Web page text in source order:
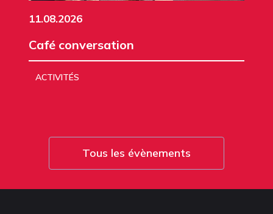
11.08.2026
Café conversation
ACTIVITÉS
Tous les évènements